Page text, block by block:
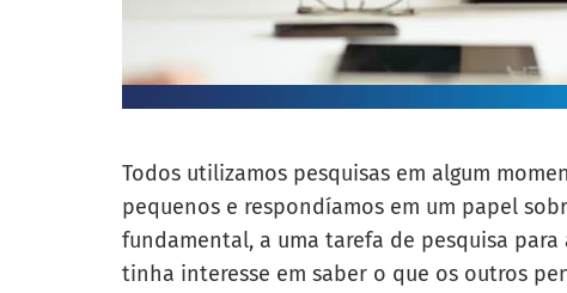
Todos utilizamos pesquisas em algum
pequenos e respondíamos em um papel
fundamental, a uma tarefa de pesquisa para
tinha interesse em saber o que os outros